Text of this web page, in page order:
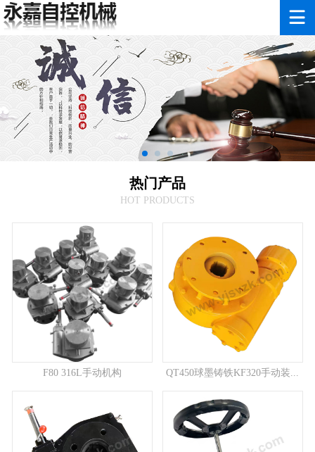
热门产品
HOT PRODUCTS
F80 316L手动机构 QT450球墨铸铁KF320手动装...